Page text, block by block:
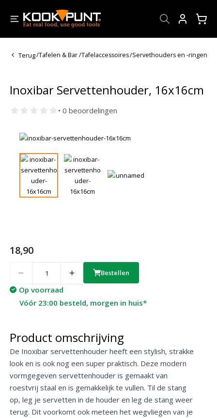
Terug/Tafelen & Bar/Tafelaccessoires/Servethouders en -ringen
Inoxibar Servettenhouder, 16x16cm
• 0 beoordelingen
18,90
Bestellen
Op voorraad
Vóór 23:00 besteld, morgen in huis*
Product omschrijving
De Inoxibar servettenhouder heeft een stylish, strakke
look en is ook nog een super praktisch. Deze modern
vormgegeven servettenhouder is gemaakt van
roestvrij staal en is gemakkelijk te vullen. Til de stang
op, leg je servetten in de houder en leg de stang weer
terug. Dit voorkomt ook meteen het wegvliegen van je